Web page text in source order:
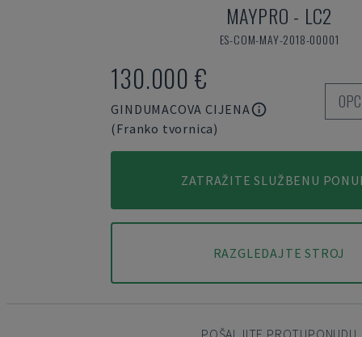
MAYPRO - LC2
ES-COM-MAY-2018-00001
130.000 €
GINDUMACOVA CIJENA
(Franko tvornica)
ZATRAŽITE SLUŽBENU
RAZGLEDAJTE STROJ
POŠALJITE PROTUPONUDU